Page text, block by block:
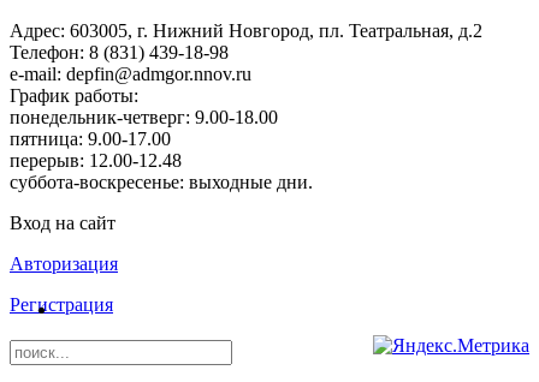
Адрес: 603005, г. Нижний Новгород, пл. Театральная, д.2
Телефон: 8 (831) 439-18-98
e-mail: depfin@admgor.nnov.ru
График работы:
понедельник-четверг: 9.00-18.00
пятница: 9.00-17.00
перерыв: 12.00-12.48
суббота-воскресенье: выходные дни.
Вход на сайт
Авторизация
Регистрация